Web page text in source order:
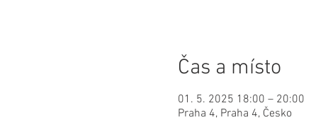
Čas a místo
01. 5. 2025 18:00 – 20:00
Praha 4, Praha 4, Česko